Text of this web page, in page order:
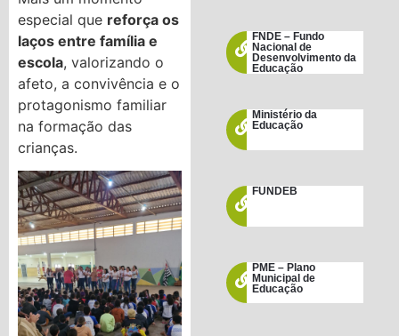
especial que reforça os
laços entre família e
escola, valorizando o
afeto, a convivência e o
protagonismo familiar
na formação das
crianças.
FNDE – Fundo
Nacional de
Desenvolvimento da
Educação
Ministério da
Educação
FUNDEB
PME – Plano
Municipal de
Educação